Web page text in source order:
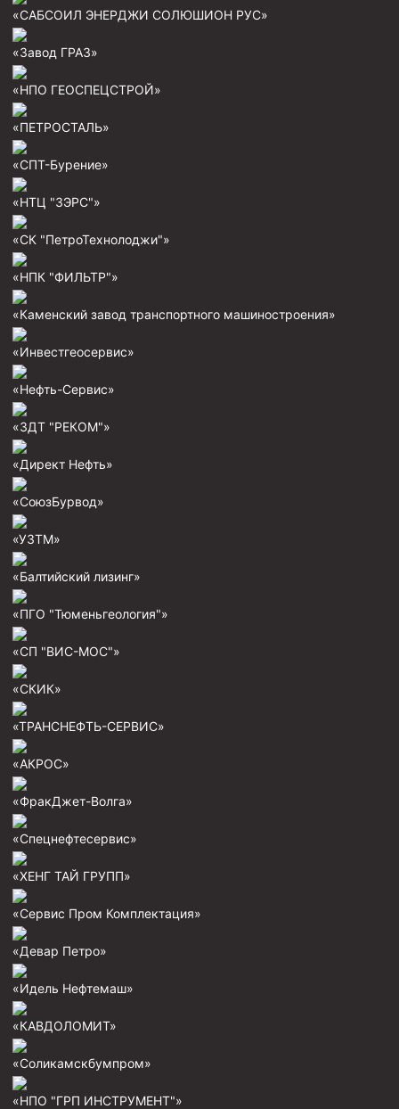
«САБСОИЛ ЭНЕРДЖИ СОЛЮШИОН РУС»
«Завод ГРАЗ»
«НПО ГЕОСПЕЦСТРОЙ»
«ПЕТРОСТАЛЬ»
«СПТ-Бурение»
«НТЦ "ЗЭРС"»
«СК "ПетроТехнолоджи"»
«НПК "ФИЛЬТР"»
«Каменский завод транспортного машиностроения»
«Инвестгеосервис»
«Нефть-Сервис»
«ЗДТ "РЕКОМ"»
«Директ Нефть»
«СоюзБурвод»
«УЗТМ»
«Балтийский лизинг»
«ПГО "Тюменьгеология"»
«СП "ВИС-МОС"»
«СКИК»
«ТРАНСНЕФТЬ-СЕРВИС»
«АКРОС»
«ФракДжет-Волга»
«Спецнефтесервис»
«ХЕНГ ТАЙ ГРУПП»
«Сервис Пром Комплектация»
«Девар Петро»
«Идель Нефтемаш»
«КАВДОЛОМИТ»
«Соликамскбумпром»
«НПО "ГРП ИНСТРУМЕНТ"»